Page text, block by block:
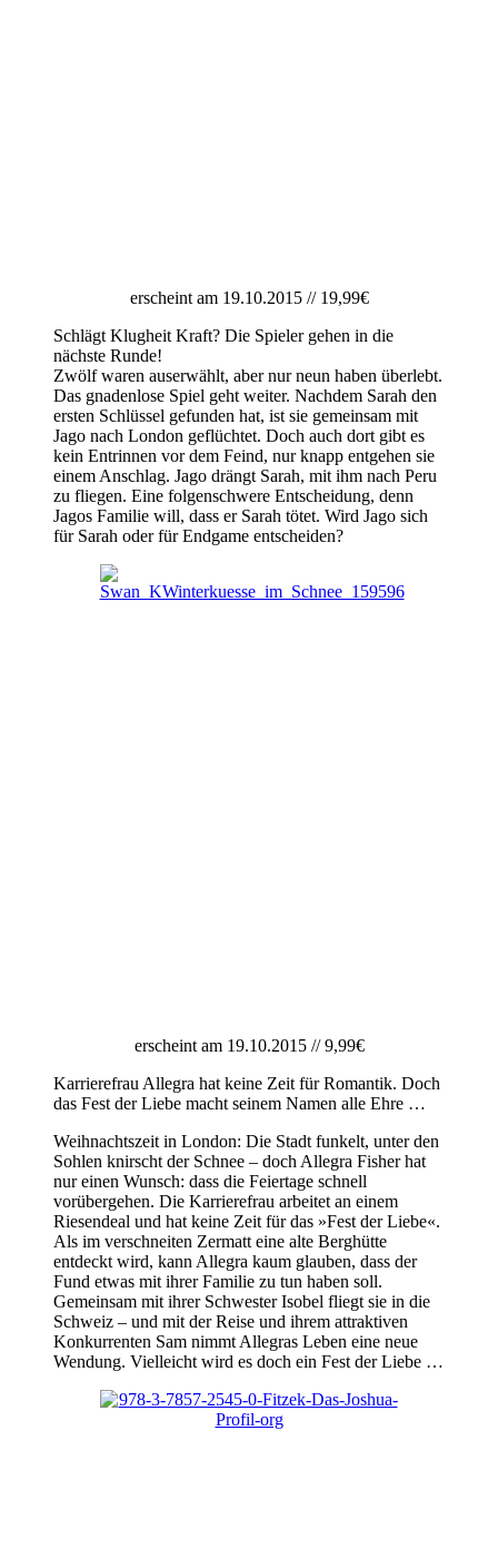
erscheint am 19.10.2015 // 19,99€
Schlägt Klugheit Kraft? Die Spieler gehen in die
nächste Runde!
Zwölf waren auserwählt, aber nur neun haben überlebt.
Das gnadenlose Spiel geht weiter. Nachdem Sarah den
ersten Schlüssel gefunden hat, ist sie gemeinsam mit
Jago nach London geflüchtet. Doch auch dort gibt es
kein Entrinnen vor dem Feind, nur knapp entgehen sie
einem Anschlag. Jago drängt Sarah, mit ihm nach Peru
zu fliegen. Eine folgenschwere Entscheidung, denn
Jagos Familie will, dass er Sarah tötet. Wird Jago sich
für Sarah oder für Endgame entscheiden?
erscheint am 19.10.2015 // 9,99€
Karrierefrau Allegra hat keine Zeit für Romantik. Doch
das Fest der Liebe macht seinem Namen alle Ehre …
Weihnachtszeit in London: Die Stadt funkelt, unter den
Sohlen knirscht der Schnee – doch Allegra Fisher hat
nur einen Wunsch: dass die Feiertage schnell
vorübergehen. Die Karrierefrau arbeitet an einem
Riesendeal und hat keine Zeit für das »Fest der Liebe«.
Als im verschneiten Zermatt eine alte Berghütte
entdeckt wird, kann Allegra kaum glauben, dass der
Fund etwas mit ihrer Familie zu tun haben soll.
Gemeinsam mit ihrer Schwester Isobel fliegt sie in die
Schweiz – und mit der Reise und ihrem attraktiven
Konkurrenten Sam nimmt Allegras Leben eine neue
Wendung. Vielleicht wird es doch ein Fest der Liebe …